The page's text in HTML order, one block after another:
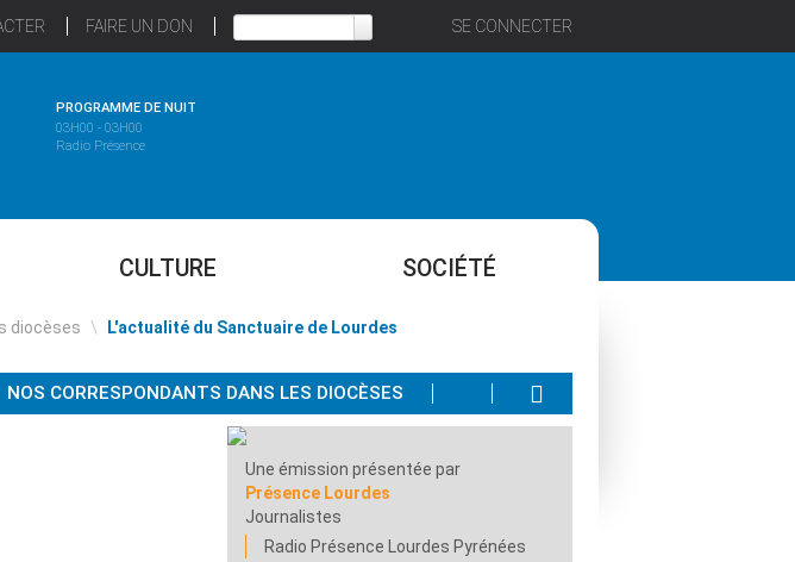
FAIRE UN DON SE CONNECTER
PROGRAMME DE NUIT
03H00 - 03H00
Radio Présence
CULTURE SOCIÉTÉ
diocèses \ L'actualité du Sanctuaire de Lourdes
NOS CORRESPONDANTS DANS LES DIOCÈSES
Une émission présentée par
Présence Lourdes
Journalistes
Radio Présence Lourdes Pyrénées